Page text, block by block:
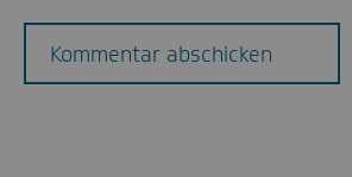
Kommentar abschicken